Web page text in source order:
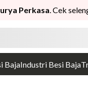
Perkasa. Cek
BajaIndustri Besi Baja